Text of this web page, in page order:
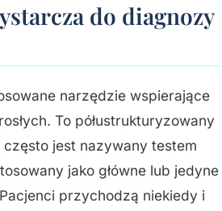
do diagnozy
narzędzie wspierające
To półustrukturyzowany
jest nazywany testem
jako główne lub jedyne
przychodzą niekiedy i